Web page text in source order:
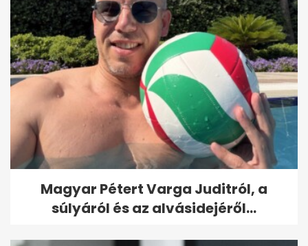
Magyar Pétert Varga Juditról, a
súlyáról és az alvásidejéről...